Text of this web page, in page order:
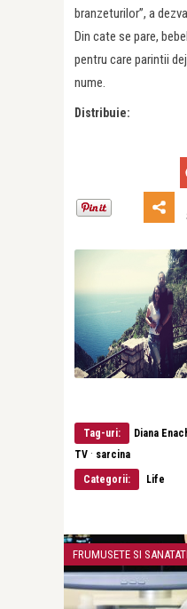
branzeturilor”, a
Din cate se pare,
pentru care parintii
nume.
Distribuie:
Tag-uri: Diana
TV · sarcina
Categorii:
Life
FRUMUSETE SI